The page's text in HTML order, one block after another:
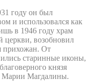
году он был
и использовался как
в 1946 году храм
церкви, возобновил
прихожан. От
старинные иконы,
князя
Марии Магдалины.